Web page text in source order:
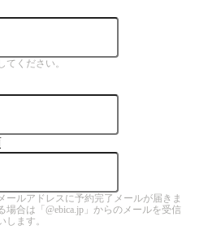
ください。
ルアドレスに予約完了メールが届きま
合は「@ebica.jp」からのメールを受信
ます。